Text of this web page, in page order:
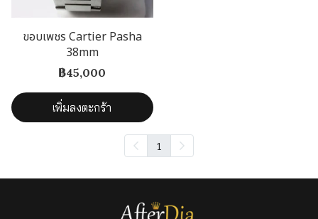
ขอบเพชร Cartier Pasha
38mm
฿45,000
เพิ่มลงตะกร้า
1